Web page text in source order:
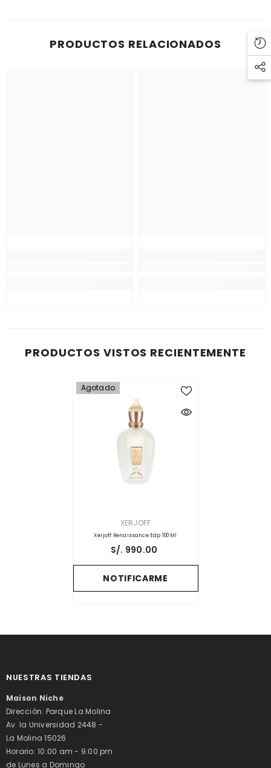
PRODUCTOS RELACIONADOS
PRODUCTOS VISTOS RECIENTEMENTE
Agotado
XERJOFF
Xerjoff Renaissance Edp 100 Ml
S/. 990.00
NOTIFICARME
NUESTRAS TIENDAS
Maison Niche
Dirección: Parque La Molina
Av. la Universidad 2448 -
La Molina 15026
Horario: 10:00 am - 9:00 pm
de Lunes a Domingo